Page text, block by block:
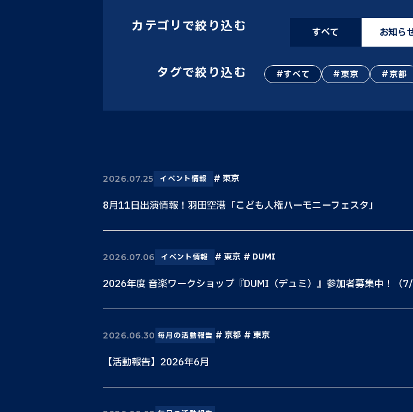
カテゴリで絞り込む すべて お知ら
タグで絞り込む すべて 東京 京都
2026.07.25 イベント情報 東京
8月11日出演情報！羽田空港「こども人権ハーモニーフェスタ」
2026.07.06 イベント情報 東京 DUMI
2026年度 音楽ワークショップ『DUMI（デュミ）』参加者募集中！（
2026.06.30 毎月の活動報告 京都 東京
【活動報告】2026年6月